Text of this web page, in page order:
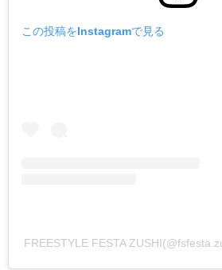
この投稿をInstagramで見る
FREESTYLE FESTA